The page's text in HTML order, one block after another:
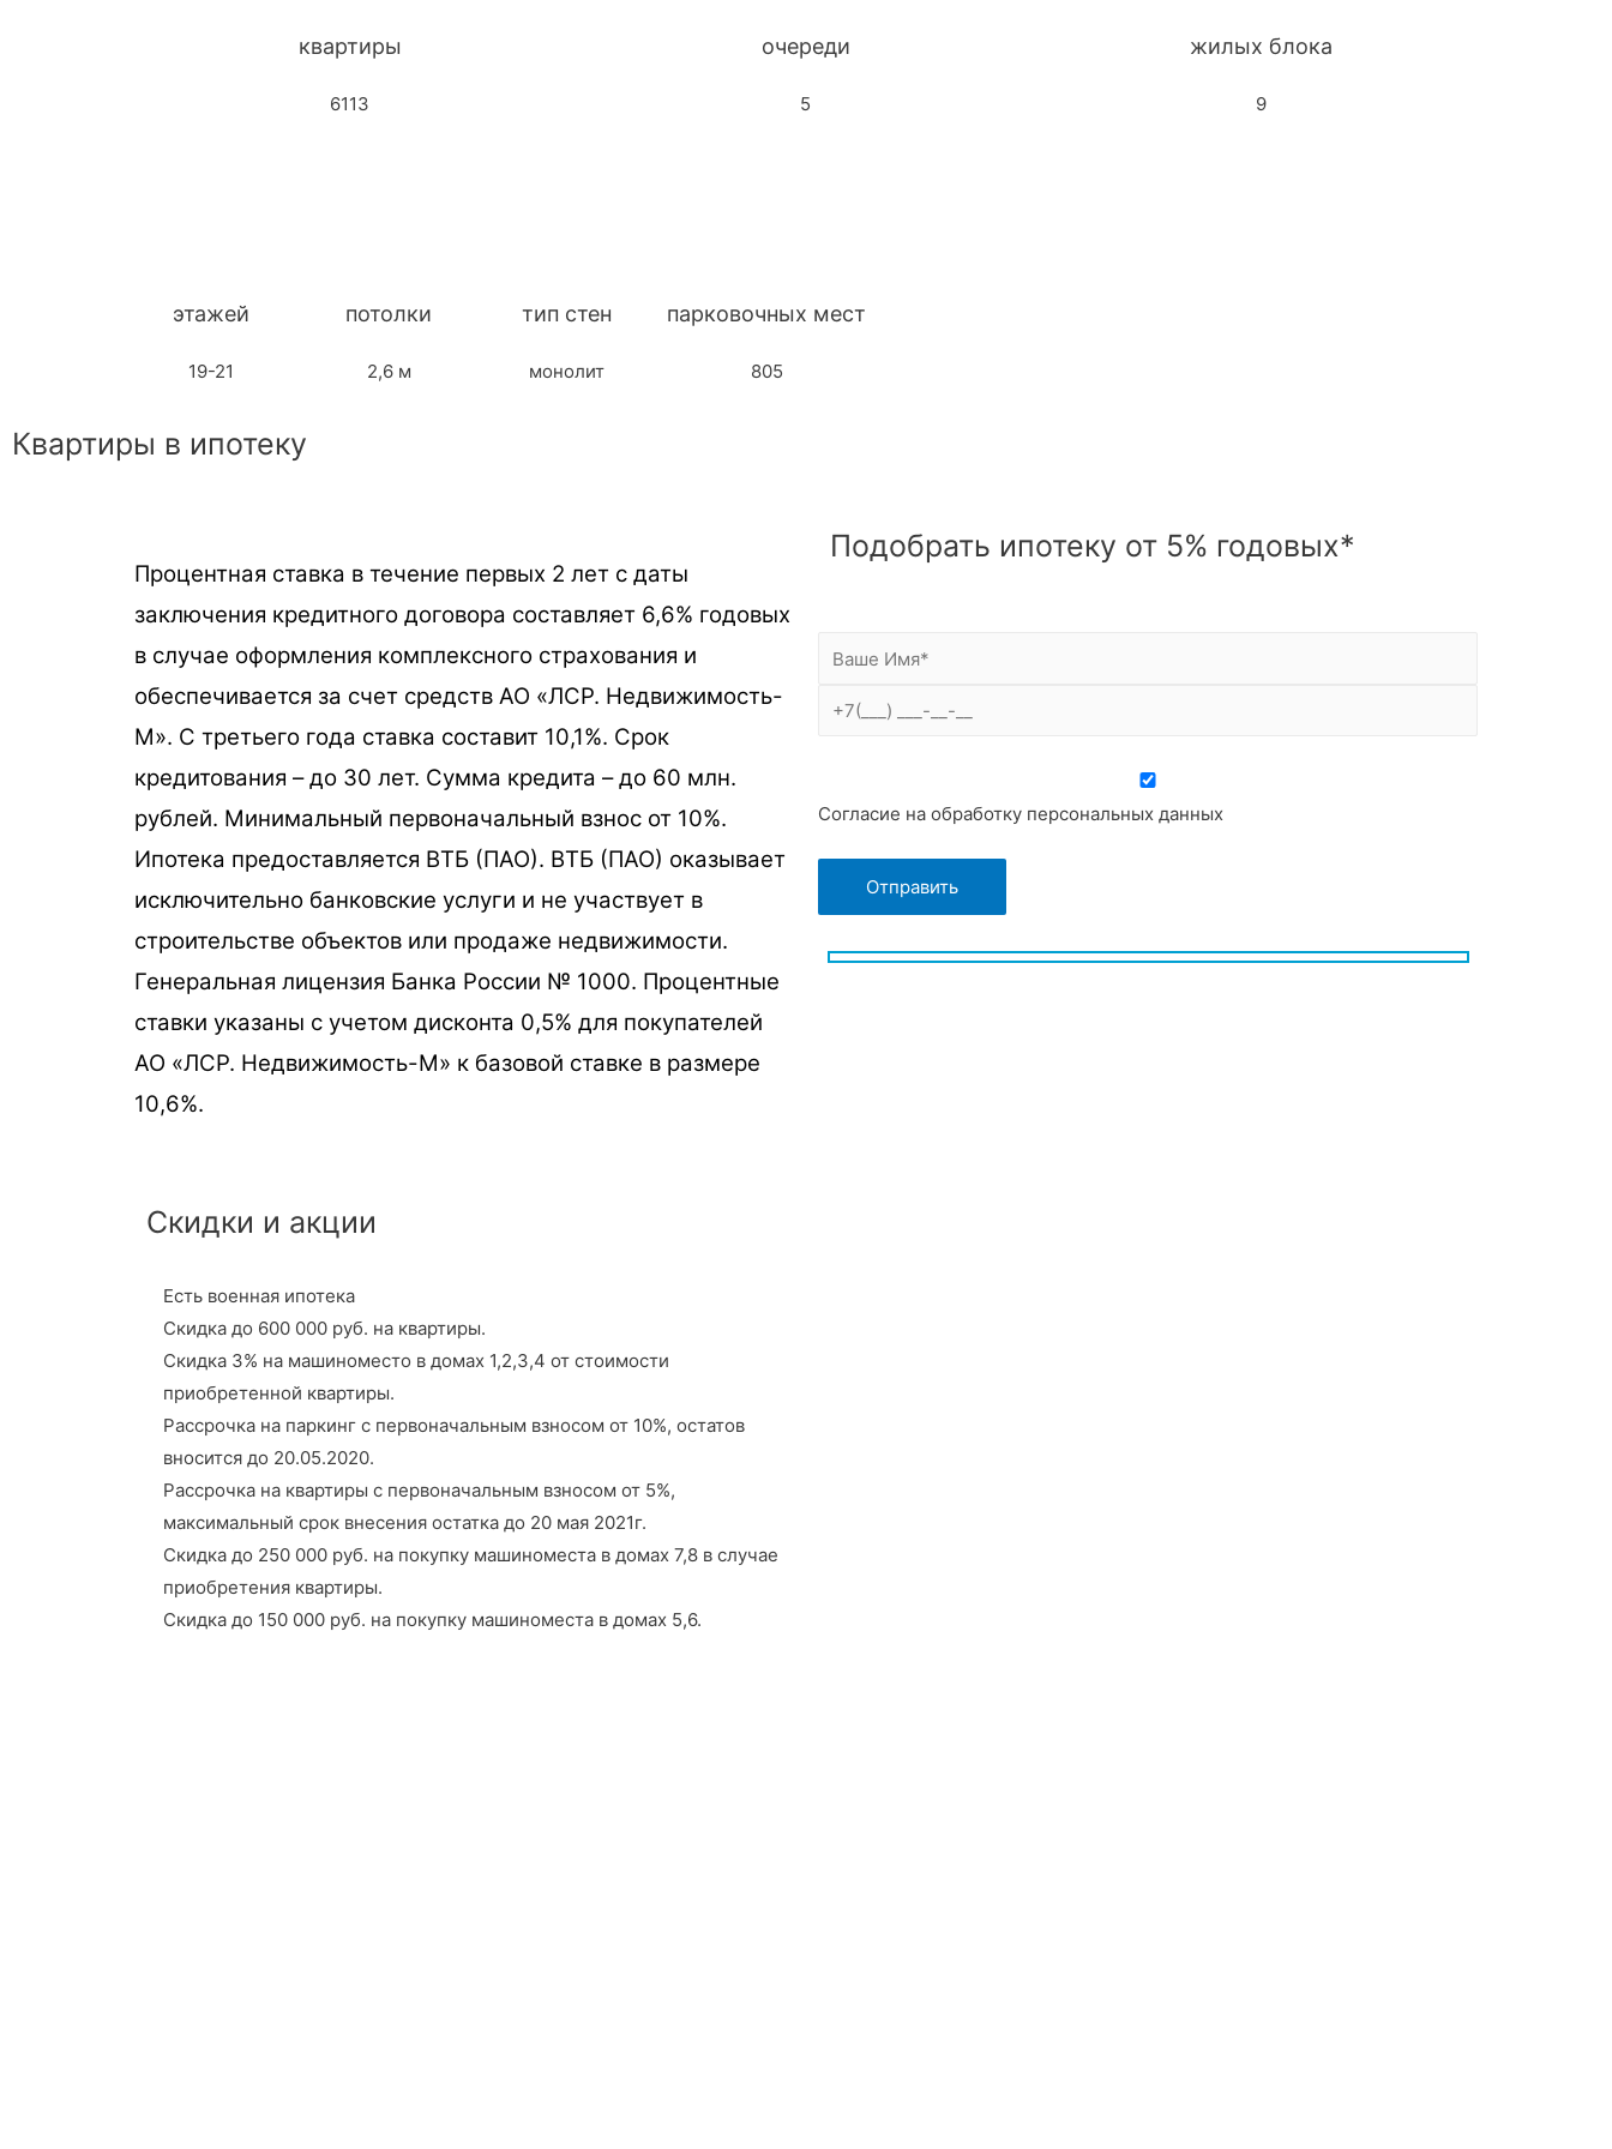
квартиры
6113
очереди
5
жилых блока
9
этажей
19-21
потолки
2,6 м
тип стен
монолит
парковочных мест
805
Квартиры в ипотеку
Процентная ставка в течение первых 2 лет с даты
заключения кредитного договора составляет 6,6% годовых
в случае оформления комплексного страхования и
обеспечивается за счет средств АО «ЛСР. Недвижимость-
М». С третьего года ставка составит 10,1%. Срок
кредитования – до 30 лет. Сумма кредита – до 60 млн.
рублей. Минимальный первоначальный взнос от 10%.
Ипотека предоставляется ВТБ (ПАО). ВТБ (ПАО) оказывает
исключительно банковские услуги и не участвует в
строительстве объектов или продаже недвижимости.
Генеральная лицензия Банка России № 1000. Процентные
ставки указаны с учетом дисконта 0,5% для покупателей
АО «ЛСР. Недвижимость-М» к базовой ставке в размере
10,6%.
Подобрать ипотеку от 5% годовых*
Согласие на обработку персональных данных
Скидки и акции
Есть военная ипотека
Скидка до 600 000 руб. на квартиры.
Скидка 3% на машиноместо в домах 1,2,3,4 от стоимости
приобретенной квартиры.
Рассрочка на паркинг с первоначальным взносом от 10%, остатов
вносится до 20.05.2020.
Рассрочка на квартиры с первоначальным взносом от 5%,
максимальный срок внесения остатка до 20 мая 2021г.
Скидка до 250 000 руб. на покупку машиноместа в домах 7,8 в случае
приобретения квартиры.
Скидка до 150 000 руб. на покупку машиноместа в домах 5,6.